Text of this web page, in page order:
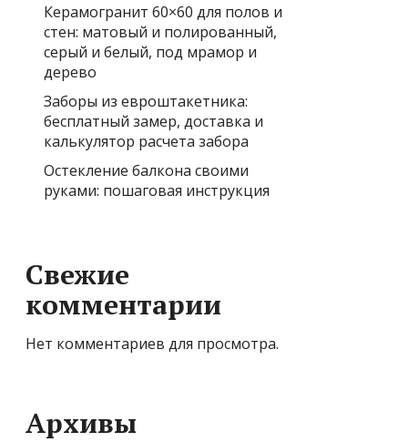
Керамогранит 60×60 для полов и
стен: матовый и полированный,
серый и белый, под мрамор и
дерево
Заборы из евроштакетника:
бесплатный замер, доставка и
калькулятор расчета забора
Остекление балкона своими
руками: пошаговая инструкция
Свежие
комментарии
Нет комментариев для просмотра.
Архивы